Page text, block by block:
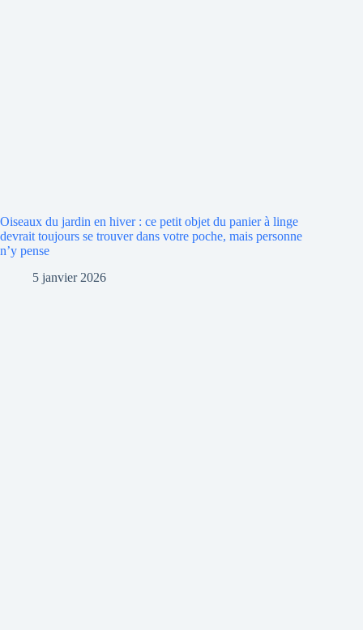
Oiseaux du jardin en hiver : ce petit objet du panier à linge
devrait toujours se trouver dans votre poche, mais personne
n’y pense
5 janvier 2026